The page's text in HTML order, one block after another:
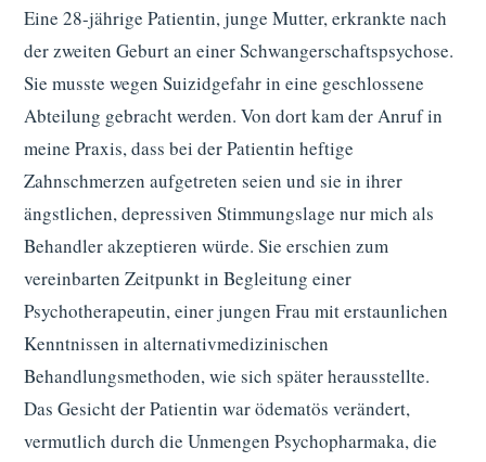
Eine 28-jährige Patientin, junge Mutter, erkrankte nach
der zweiten Geburt an einer Schwangerschaftspsychose.
Sie musste wegen Suizidgefahr in eine geschlossene
Abteilung gebracht werden. Von dort kam der Anruf in
meine Praxis, dass bei der Patientin heftige
Zahnschmerzen aufgetreten seien und sie in ihrer
ängstlichen, depressiven Stimmungslage nur mich als
Behandler akzeptieren würde. Sie erschien zum
vereinbarten Zeitpunkt in Begleitung einer
Psychotherapeutin, einer jungen Frau mit erstaunlichen
Kenntnissen in alternativmedizinischen
Behandlungsmethoden, wie sich später herausstellte.
Das Gesicht der Patientin war ödematös verändert,
vermutlich durch die Unmengen Psychopharmaka, die